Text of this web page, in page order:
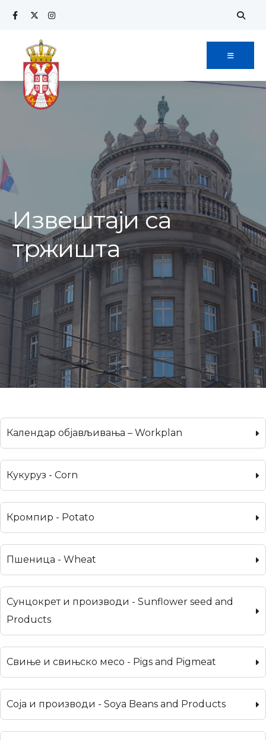
Извештаји са
тржишта
Календар објављивања – Workplan
Кукуруз - Corn
Кромпир - Potato
Пшеница - Wheat
Сунцокрет и производи - Sunflower seed and
Products
Свиње и свињско месо - Pigs and Pigmeat
Соја и производи - Soya Beans and Products